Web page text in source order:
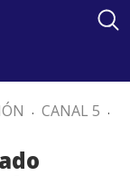
. CANAL 5 .